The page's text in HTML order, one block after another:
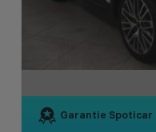
Garantie Spoticar